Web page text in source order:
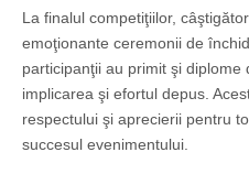
La finalul competiţiilor,
emoţionante ceremonii de
participanţii au primit şi diplome
implicarea şi efortul depus.
respectului şi aprecierii pentru
succesul evenimentului.